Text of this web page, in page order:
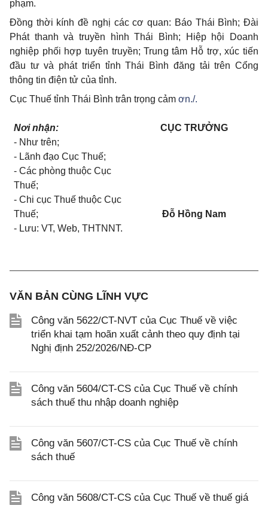
phạm.
Đồng thời kính đề nghị các cơ quan: Báo Thái Bình; Đài
Phát thanh và truyền hình Thái Bình; Hiệp hội Doanh
nghiệp phối hợp tuyên truyền; Trung tâm Hỗ trợ, xúc tiến
đầu tư và phát triển tỉnh Thái Bình đăng tải trên Cổng
thông tin điện tử của tỉnh.
Cục Thuế tỉnh Thái Bình trân trọng cảm ơn./.
Nơi nhận:
- Như trên;
- Lãnh đạo Cục Thuế;
- Các phòng thuộc Cục
Thuế;
- Chi cục Thuế thuộc Cục
Thuế;
- Lưu: VT, Web, THTNNT.
CỤC TRƯỞNG
Đỗ Hồng Nam
VĂN BẢN CÙNG LĨNH VỰC
Công văn 5622/CT-NVT của Cục Thuế về việc
triển khai tạm hoãn xuất cảnh theo quy định tại
Nghị định 252/2026/NĐ-CP
Công văn 5604/CT-CS của Cục Thuế về chính
sách thuế thu nhập doanh nghiệp
Công văn 5607/CT-CS của Cục Thuế về chính
sách thuế
Công văn 5608/CT-CS của Cục Thuế về thuế giá